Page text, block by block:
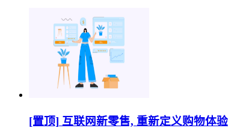
[置顶] 互联网新零售, 重新定义购物体验